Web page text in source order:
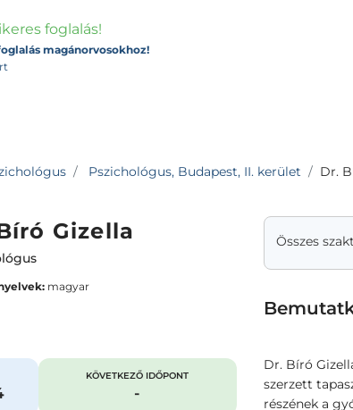
foglalás!
magánorvosokhoz!
Pszichológus, Budapest, II. kerület Dr.
Gizella
magyar
KÖVETKEZŐ IDŐPONT
-
Összes
Dr. Bíró
szerzett
részének a